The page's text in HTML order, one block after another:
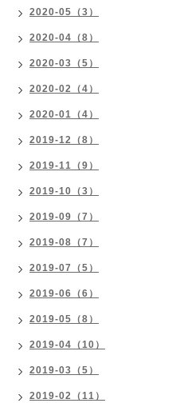
2020-05（3）
2020-04（8）
2020-03（5）
2020-02（4）
2020-01（4）
2019-12（8）
2019-11（9）
2019-10（3）
2019-09（7）
2019-08（7）
2019-07（5）
2019-06（6）
2019-05（8）
2019-04（10）
2019-03（5）
2019-02（11）